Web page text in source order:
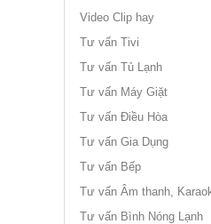
Video Clip hay
Tư vấn Tivi
Tư vấn Tủ Lạnh
Tư vấn Máy Giặt
Tư vấn Điều Hòa
Tư vấn Gia Dụng
Tư vấn Bếp
Tư vấn Âm thanh,
Tư vấn Bình Nóng Lạnh